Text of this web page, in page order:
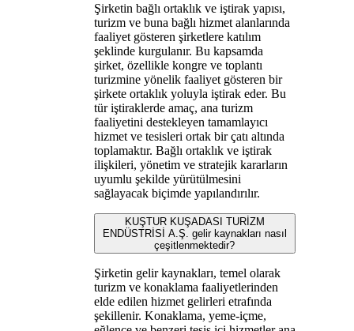
Şirketin bağlı ortaklık ve iştirak yapısı,
turizm ve buna bağlı hizmet alanlarında
faaliyet gösteren şirketlere katılım
şeklinde kurgulanır. Bu kapsamda
şirket, özellikle kongre ve toplantı
turizmine yönelik faaliyet gösteren bir
şirkete ortaklık yoluyla iştirak eder. Bu
tür iştiraklerde amaç, ana turizm
faaliyetini destekleyen tamamlayıcı
hizmet ve tesisleri ortak bir çatı altında
toplamaktır. Bağlı ortaklık ve iştirak
ilişkileri, yönetim ve stratejik kararların
uyumlu şekilde yürütülmesini
sağlayacak biçimde yapılandırılır.
KUŞTUR KUŞADASI TURİZM
ENDÜSTRİSİ A.Ş. gelir kaynakları nasıl
çeşitlenmektedir?
Şirketin gelir kaynakları, temel olarak
turizm ve konaklama faaliyetlerinden
elde edilen hizmet gelirleri etrafında
şekillenir. Konaklama, yeme-içme,